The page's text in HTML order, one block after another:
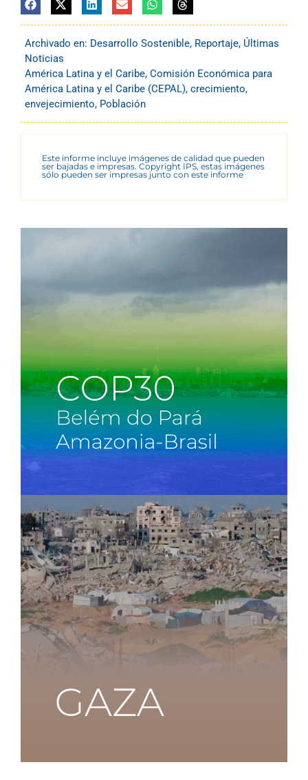
Archivado en: Desarrollo Sostenible, Reportaje, Últimas
Noticias
América Latina y el Caribe, Comisión Económica para
América Latina y el Caribe (CEPAL), crecimiento,
envejecimiento, Población
Este informe incluye imágenes de calidad que pueden
ser bajadas e impresas. Copyright IPS, estas imágenes
sólo pueden ser impresas junto con este informe